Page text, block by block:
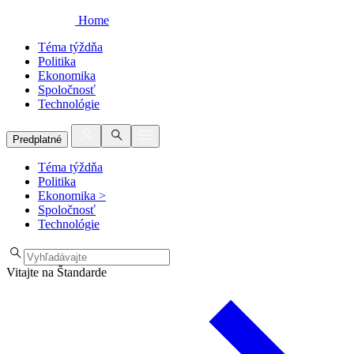
Home
Téma týždňa
Politika
Ekonomika
Spoločnosť
Technológie
Predplatné
Téma týždňa
Politika
Ekonomika >
Spoločnosť
Technológie
Vitajte na Štandarde